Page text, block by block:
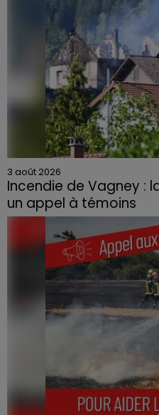
3 août 2026
Incendie de Vagney :
un appel à témoins
Le feu, parti d'une haie
quartier résidentiel, avait
contraint à l'évacuation